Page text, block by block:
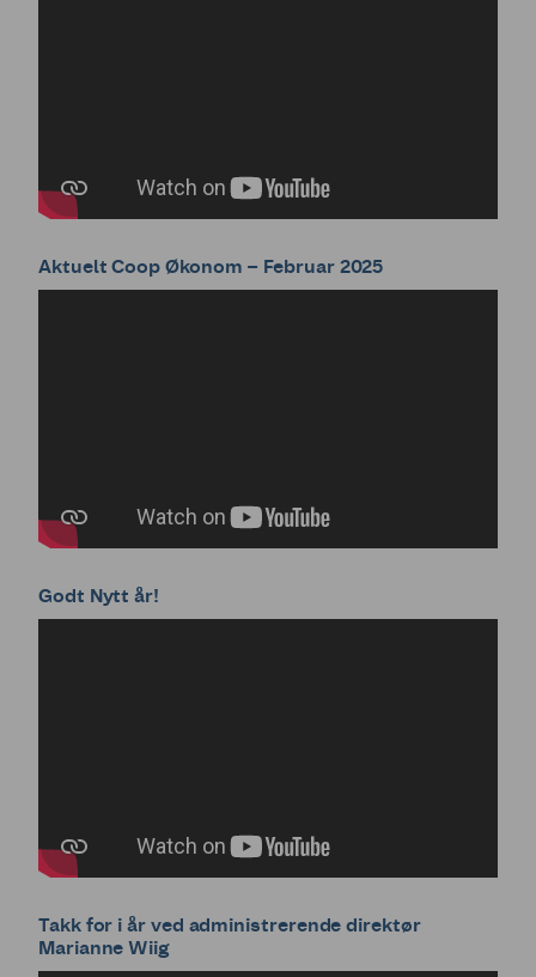
Aktuelt Coop Økonom – Februar 2025
Godt Nytt år!
Takk for i år ved administrerende direktør
Marianne Wiig